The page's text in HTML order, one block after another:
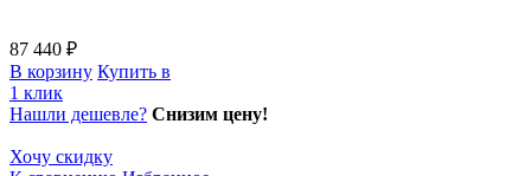
87 440 ₽
В корзину Купить в
1 клик
Нашли дешевле? Снизим цену!
Хочу скидку